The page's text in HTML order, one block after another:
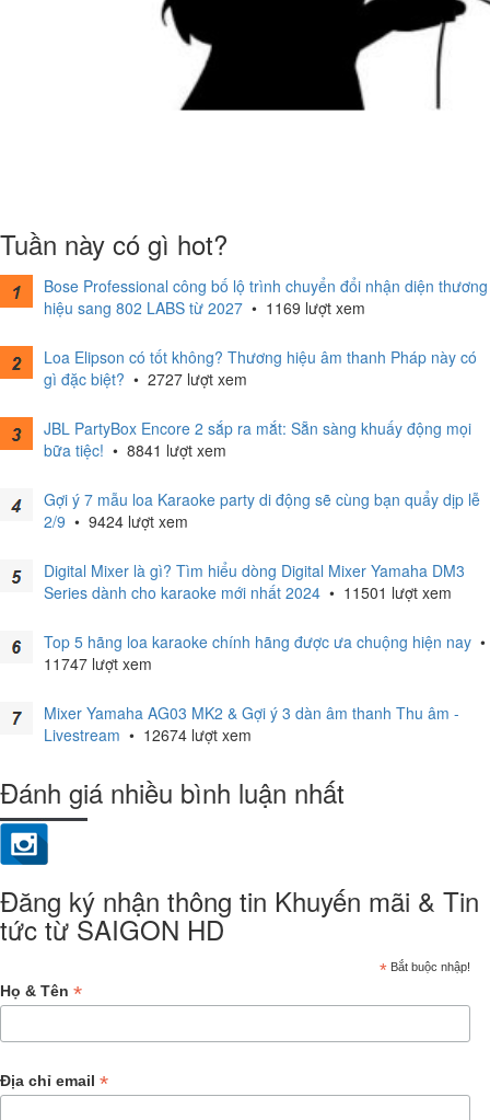
Tuần này có gì hot?
Bose Professional công bố lộ trình chuyển đổi nhận diện thương
hiệu sang 802 LABS từ 2027 • 1169 lượt xem
Loa Elipson có tốt không? Thương hiệu âm thanh Pháp này có
gì đặc biệt? • 2727 lượt xem
JBL PartyBox Encore 2 sắp ra mắt: Sẵn sàng khuấy động mọi
bữa tiệc! • 8841 lượt xem
Gợi ý 7 mẫu loa Karaoke party di động sẽ cùng bạn quẩy dịp lễ
2/9 • 9424 lượt xem
Digital Mixer là gì? Tìm hiểu dòng Digital Mixer Yamaha DM3
Series dành cho karaoke mới nhất 2024 • 11501 lượt xem
Top 5 hãng loa karaoke chính hãng được ưa chuộng hiện nay •
11747 lượt xem
Mixer Yamaha AG03 MK2 & Gợi ý 3 dàn âm thanh Thu âm -
Livestream • 12674 lượt xem
Đánh giá nhiều bình luận nhất
Đăng ký nhận thông tin Khuyến mãi & Tin
tức từ SAIGON HD
* Bắt buộc nhập!
Họ & Tên *
Địa chỉ email *